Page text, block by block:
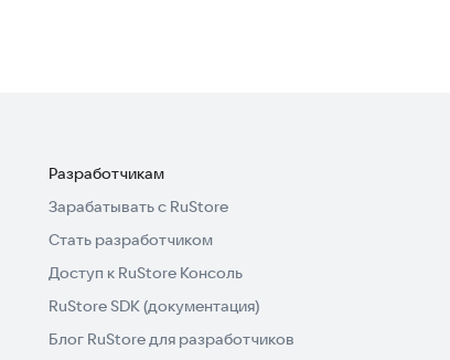
Разработчикам
Зарабатывать с RuStore
Стать разработчиком
Доступ к RuStore Консоль
RuStore SDK (документация)
Блог RuStore для разработчиков